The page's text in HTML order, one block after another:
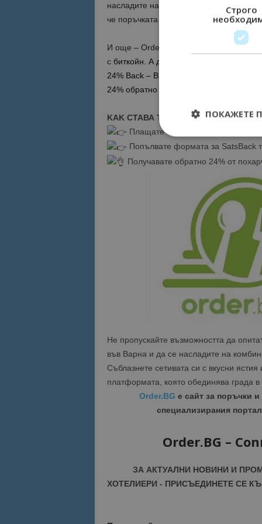
насладите на отличния вкус на
че поръчката ви ще бъде доставена
И още – Order.bg е единствената
с биткойн. А до 30.11. сайтът е в
24% Back – Black Bitcoin Week е тук!
24% обратно след попълване на
KAK СТАВА ТОВА?
Плащате с bitcoin
Попълвате формата за SatsBack
Получавате обратно 24% от
Не пропускайте възможността да
във Варна и да се насладите на
Съблазнете сетивата си с вкусни
платформата, която обединява града
Order.BG е сайт за поръчки
специализирания
Order.BG –
ЗА АКТУАЛНИ НОВИНИ И
ХОТЕЛИЕРИ - ПРИСЪЕДИНЕТЕ СЕ
Строго
ПОКАЖЕТЕ
Строго
управление на
Име
is_visitor_unique
is_unique
_ga_WXPDN4HSCV
_ga_FK650GXHRZ
_ga
Име